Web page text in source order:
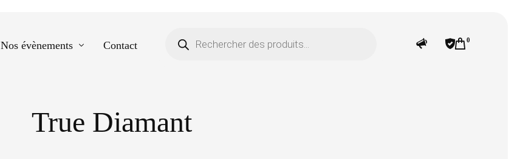
Nos évènements
Equestre
Contact 0
True Diamant